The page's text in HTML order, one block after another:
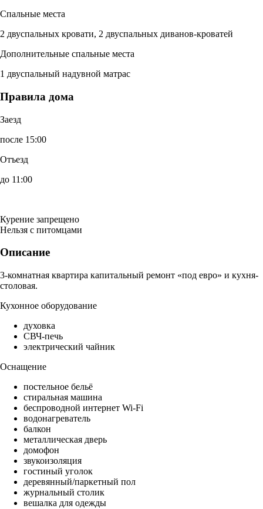
Спальные места
2 двуспальных кровати, 2 двуспальных диванов-кроватей
Дополнительные спальные места
1 двуспальный надувной матрас
Правила дома
Заезд
после 15:00
Отъезд
до 11:00
Курение запрещено
Нельзя с питомцами
Описание
3-комнатная квартира капитальный ремонт «под евро» и кухня-
столовая.
Кухонное оборудование
духовка
СВЧ-печь
электрический чайник
Оснащение
постельное бельё
стиральная машина
беспроводной интернет Wi-Fi
водонагреватель
балкон
металлическая дверь
домофон
звукоизоляция
гостиный уголок
деревянный/паркетный пол
журнальный столик
вешалка для одежды